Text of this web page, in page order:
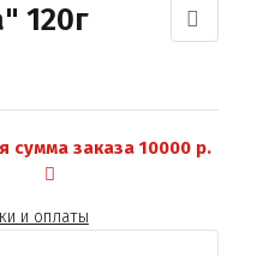
120г
сумма заказа 10000 р.
и оплаты